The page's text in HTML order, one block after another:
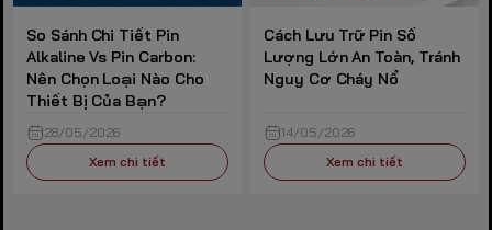
So Sánh Chi Tiết Pin
Alkaline Vs Pin Carbon:
Nên Chọn Loại Nào Cho
Thiết Bị Của Bạn?
28/05/2026
Xem chi tiết
Cách Lưu Trữ Pin Số
Lượng Lớn An Toàn, Tránh
Nguy Cơ Cháy Nổ
14/05/2026
Xem chi tiết